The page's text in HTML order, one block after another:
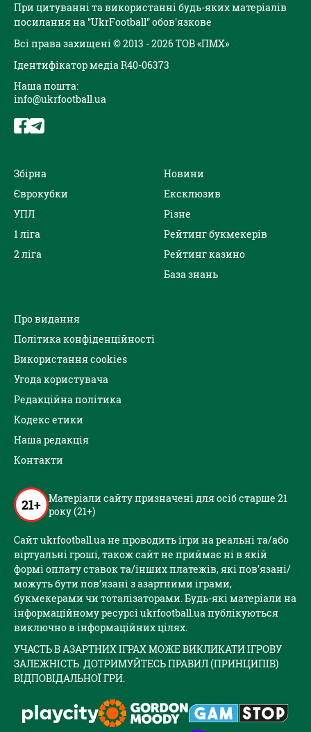
При цитуванні та використанні будь-яких матеріалів
посилання на "UkrFootball" обов'язкове
Всі права захищені © 2013 - 2026 ТОВ «ПМХ»
Ідентифікатор медіа R40-06373
Наша пошта:
info@ukrfootball.ua
Збірна
Єврокубки
УПЛ
1 ліга
2 ліга
Новини
Ексклюзив
Різне
Рейтинг букмекерів
Рейтинг казино
База знань
Про видання
Політика конфіденційності
Використання cookies
Угода користувача
Редакційна політика
Кодекс етики
Наша редакція
Контакти
21+ Матеріали сайту призначені для осіб старше 21
року (21+)
Сайт ukrfootball.ua не проводить ігри на реальні та/або
віртуальні гроші, також сайт не приймає ні в якій
формі оплату ставок та/інших платежів, які пов’язані/
можуть бути пов’язані з азартними іграми,
букмекерами чи тоталізаторами. Будь-які матеріали на
інформаційному ресурсі ukrfootball.ua публікуються
виключно в інформаційних цілях.
УЧАСТЬ В АЗАРТНИХ ІГРАХ МОЖЕ ВИКЛИКАТИ ІГРОВУ
ЗАЛЕЖНІСТЬ. ДОТРИМУЙТЕСЬ ПРАВИЛ (ПРИНЦИПІВ)
ВІДПОВІДАЛЬНОЇ ГРИ.